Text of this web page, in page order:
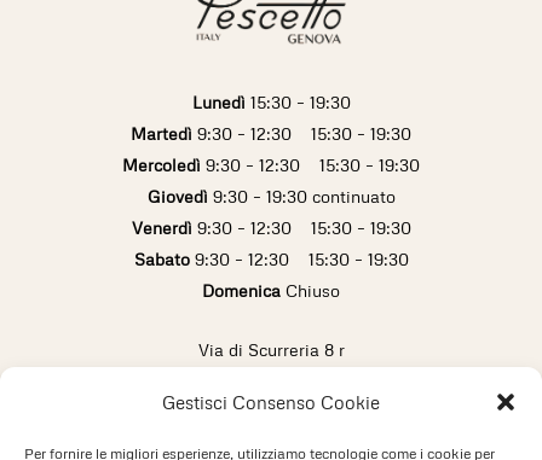
Gestisci Consenso Cookie
Per fornire le migliori esperienze, utilizziamo tecnologie come i cookie per
Lunedì 15:30 – 19:30
Martedì 9:30 – 12:30 15:30 – 19:30
Mercoledì 9:30 – 12:30 15:30 – 19:30
Giovedì 9:30 – 19:30 continuato
Venerdì 9:30 – 12:30 15:30 – 19:30
Sabato9:30 – 12:30 15:30 – 19:30
Domenica Chiuso
Via di Scurreria 8 r
info@pescetto.it